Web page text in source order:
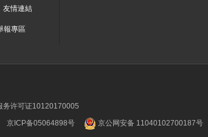
友情連結
報專區
务许可证10120170005
京ICP备05064898号 京公网安备 11040102700187号